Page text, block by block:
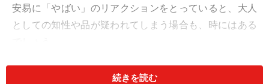
安易に「やばい」のリアクションをとっていると、大人
としての知性や品が疑われてしまう場合も、時にはある
まずは、安易に使いすぎず本来の意味を見直してみまし
続きを読む